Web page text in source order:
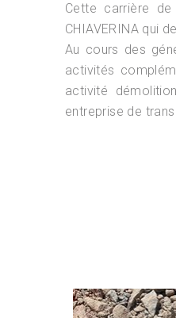
Cette carrière de
CHIAVERINA qui
Au cours des
activités
activité
entreprise de